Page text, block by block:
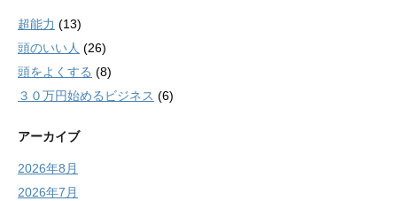
超能力 (13)
頭のいい人 (26)
頭をよくする (8)
３０万円始めるビジネス (6)
アーカイブ
2026年8月
2026年7月